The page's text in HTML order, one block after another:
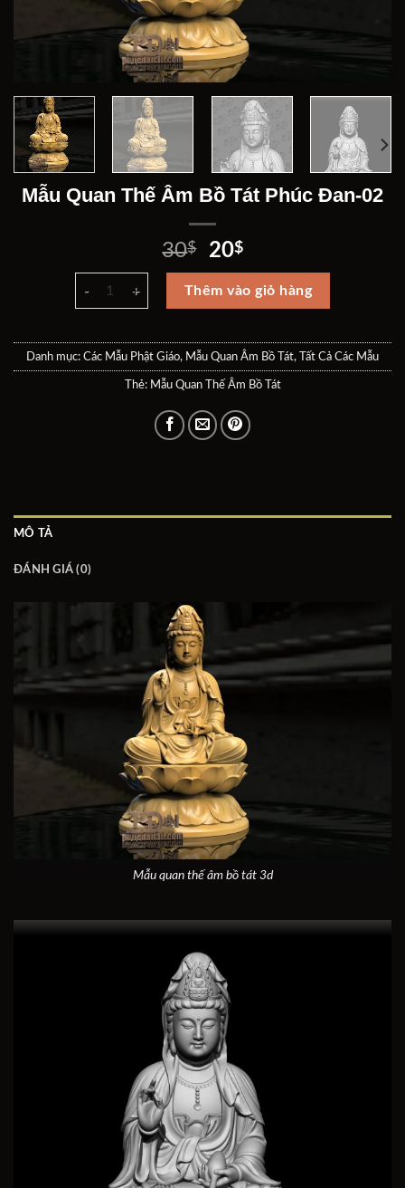
Mẫu Quan Thế Âm Bồ Tát Phúc Đan-02
30$
Giá
gốc
là:
30$.
20$Giá
hiện
tại
là:
20$.
Mẫu Quan Thế Âm Bồ Tát Phúc Đan-02 số lượng
Thêm vào giỏ hàng
Danh mục: Các Mẫu Phật Giáo, Mẫu Quan Âm Bồ Tát, Tất Cả Các Mẫu
Thẻ: Mẫu Quan Thế Âm Bồ Tát
MÔ TẢ
ĐÁNH GIÁ (0)
Mẫu quan thế âm bồ tát 3d